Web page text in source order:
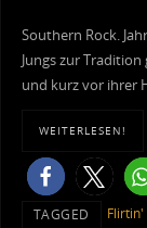
Southern Rock.
Jungs zur
und kurz vor ihrer
WEITERLESEN!
TAGGED